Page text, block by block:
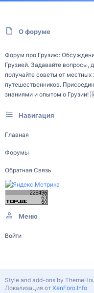
О форуме
Форум про Грузию:
Грузией. Задавайте вопросы,
получайте советы от местных
путешественников.
знаниями и опытом о
Навигация
Главная
Форумы
Обратная Связь
Меню
Войти
Style and add-ons by
Локализация от XenForo.Info